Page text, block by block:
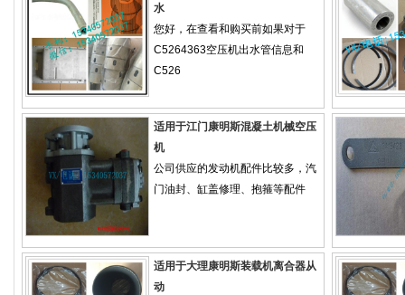
水
您好，在查看和购买前如果对于
C5264363空压机出水管信息和
C526
适用于江门康明斯混凝土机械空压
机
公司供应的发动机配件比较多，汽
门油封、缸盖修理、抱箍等配件
适用于大理康明斯装载机离合器从
动